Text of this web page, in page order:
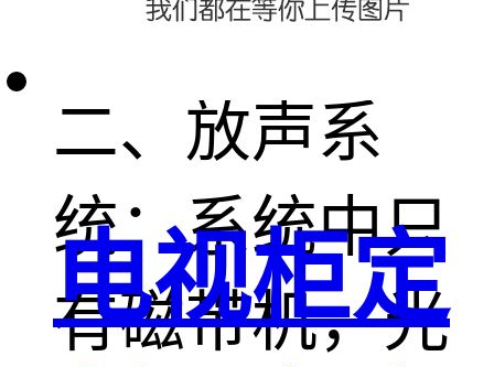
益低6dB。
二、放声系
统：系统中只
有磁带机，光
电视柜定